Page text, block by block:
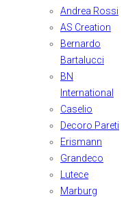
Andrea Rossi
AS Creation
Bernardo
Bartalucci
BN
International
Caselio
Decoro Pareti
Erismann
Grandeco
Lutece
Marburg